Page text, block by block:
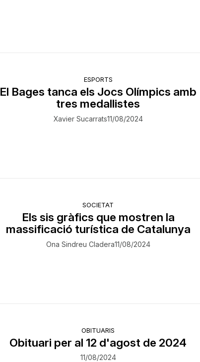
ESPORTS
El Bages tanca els Jocs Olímpics amb
tres medallistes
Xavier Sucarrats11/08/2024
SOCIETAT
Els sis gràfics que mostren la
massificació turística de Catalunya
Ona Sindreu Cladera11/08/2024
OBITUARIS
Obituari per al 12 d'agost de 2024
11/08/2024